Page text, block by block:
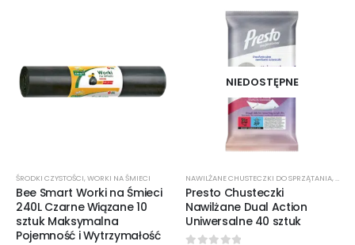
ŚRODKI CZYSTOŚCI,WORKI NA ŚMIECI
Bee Smart Worki na Śmieci
240L Czarne Wiązane 10
sztuk Maksymalna
Pojemność i Wytrzymałość
NIEDOSTĘPNE
NAWILŻANE CHUSTECZKI DO SPRZĄTANIA,
Presto Chusteczki
Nawilżane Dual Action
Uniwersalne 40 sztuk